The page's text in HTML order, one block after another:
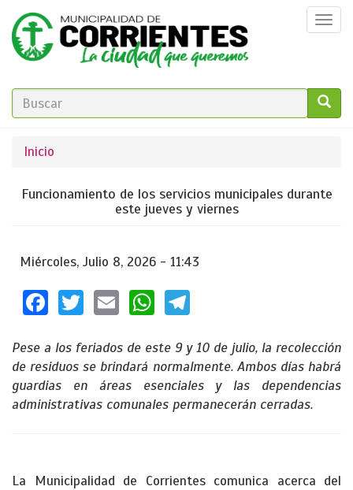
Pasar
contenido
principal
FORMULARIO
BÚSQUEDA
Se
encuentra
Inicio
Funcionamiento de los servicios municipales durante
este jueves y viernes
Miércoles, Julio 8, 2026 - 11:43
Facebook
TwitterEmailWhatsApp
Pese a los feriados de este 9 y 10 de julio, la recolección
de residuos se brindará normalmente. Ambos días habrá
guardias en áreas esenciales y las dependencias
administrativas comunales permanecerán cerradas.
La Municipalidad de Corrientes comunica acerca del